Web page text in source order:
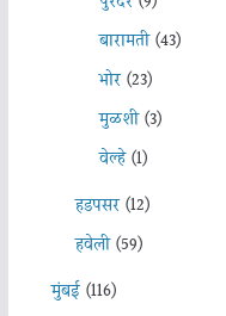
बारामती(43)
भोर(23)
मुळशी(3)
वेल्हे(1)
हडपसर(12)
हवेली(59)
मुंबई(116)